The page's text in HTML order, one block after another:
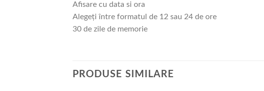
Afisare cu data si ora
Alegeți între formatul de 12 sau 24 de ore
30 de zile de memorie
PRODUSE SIMILARE